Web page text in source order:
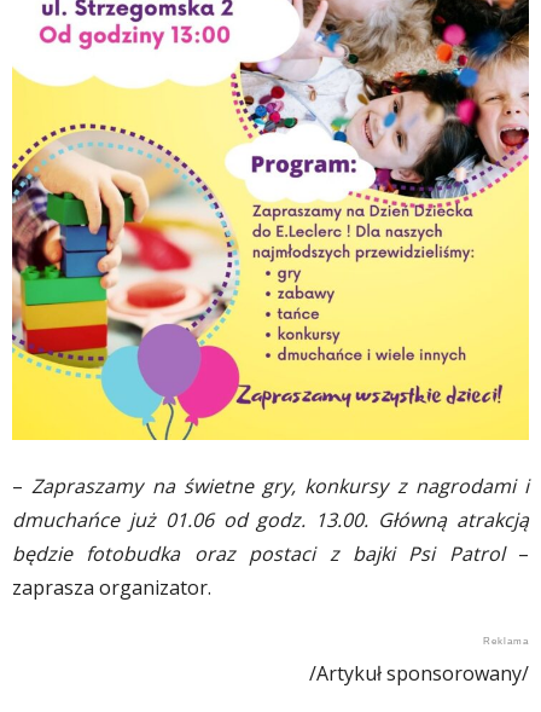
–Zapraszamy na świetne gry, konkursy z nagrodami i
dmuchańce już 01.06 od godz. 13.00. Główną atrakcją
będzie fotobudka oraz postaci z bajki Psi Patrol–
zaprasza organizator.
/Artykuł sponsorowany/